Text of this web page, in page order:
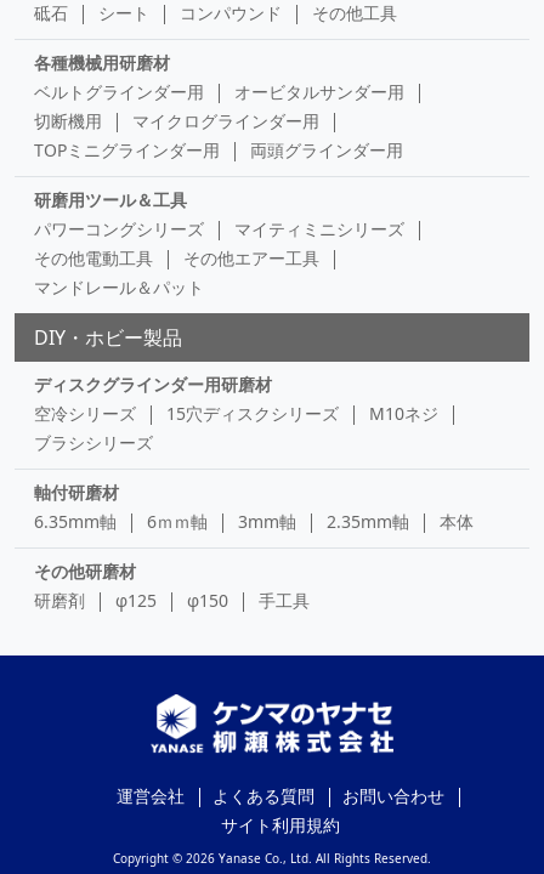
砥石
シート コンパウンド その他工具
各種機械用研磨材
ベルトグラインダー用
オービタルサンダー用
切断機用
マイクログラインダー用
TOPミニグラインダー用
両頭グラインダー用
研磨用ツール＆工具
パワーコングシリーズ
マイティミニシリーズ
その他電動工具
その他エアー工具
マンドレール＆パット
DIY・ホビー製品
ディスクグラインダー用研磨材
空冷シリーズ
15穴ディスクシリーズ
M10ネジ
ブラシシリーズ
軸付研磨材
6.35mm軸
6ｍｍ軸 3mm軸 2.35mm軸 本体
その他研磨材
研磨剤
φ125 φ150 手工具
運営会社 よくある質問
お問い合わせ
サイト利用規約
Copyright © 2026 Yanase Co., Ltd. All Rights Reserved.